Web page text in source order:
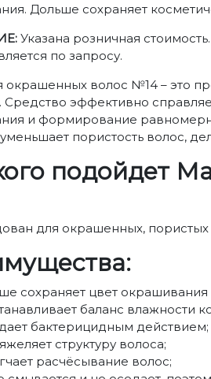
Дольше сохраняет
Указана розничная
по запросу.
окрашенных волос №14 – это
Средство эффективно
и формирование
пористость волос,
подойдет
для окрашенных,
сохраняет цвет
баланс влажности
бактерицидным действием;
структуру волоса;
расчёсывание волос;